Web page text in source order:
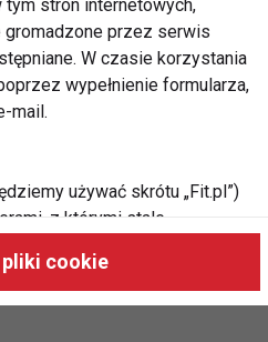
tym stron internetowych,
gromadzone przez serwis
W czasie korzystania
wypełnienie formularza,
mail.
używać skrótu „Fit.pl”)
z którymi stale
cookie